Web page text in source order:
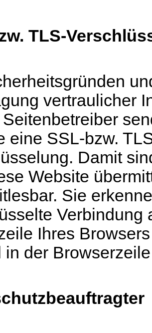
TLS-
vertraulicher
eine SSL-bzw.
Damit
Website
Sie
Verbindung
Ihres
in der